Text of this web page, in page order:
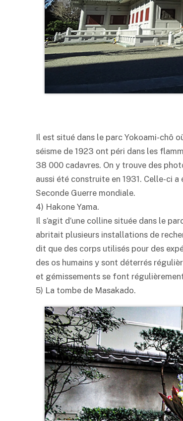
Il est situé dans le parc Yokoami-chô
séisme de 1923 ont péri dans les
38 000 cadavres. On y trouve des
aussi été construite en 1931. Celle-ci
Seconde Guerre mondiale.
4) Hakone Yama.
Il s’agit d’une colline située dans le
abritait plusieurs installations de
dit que des corps utilisés pour des
des os humains y sont déterrés
et gémissements se font
5) La tombe de Masakado.